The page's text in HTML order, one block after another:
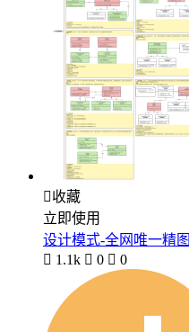
收藏
立即使用
设计模式-全网唯一精图
 1.1k  0  0